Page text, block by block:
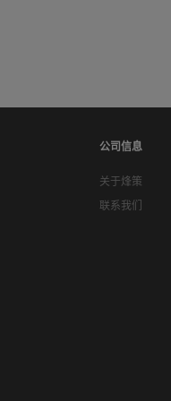
公司信息
关于烽策
联系我们